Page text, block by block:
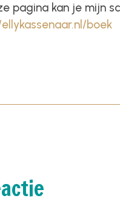
pagina kan je mijn
boek